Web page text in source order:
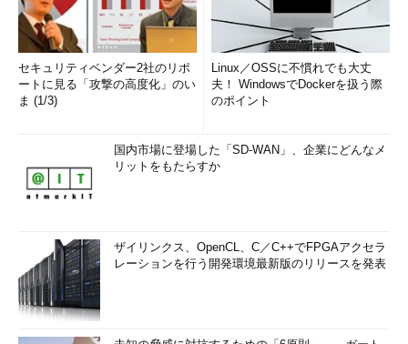
セキュリティベンダー2社のリポ
ートに見る「攻撃の高度化」のい
ま (1/3)
Linux／OSSに不慣れでも大丈
夫！ WindowsでDockerを扱う際
のポイント
国内市場に登場した「SD-WAN」、企業にどんなメ
リットをもたらすか
ザイリンクス、OpenCL、C／C++でFPGAアクセラ
レーションを行う開発環境最新版のリリースを発表